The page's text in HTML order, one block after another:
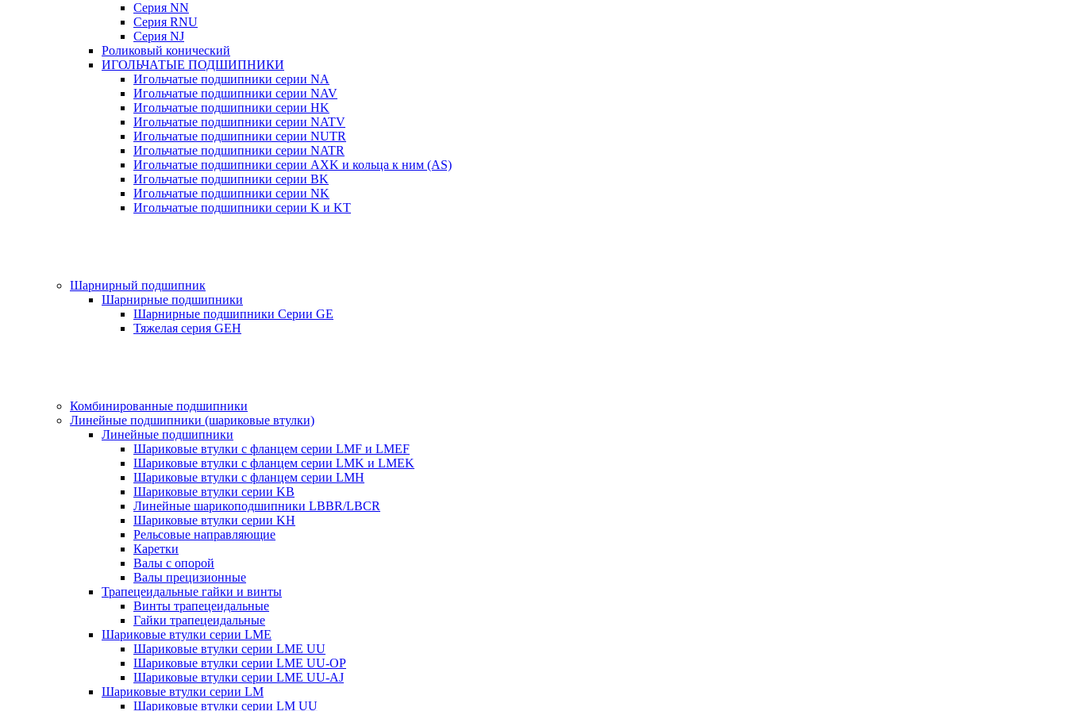
Серия NN
Серия RNU
Серия NJ
Роликовый конический
ИГОЛЬЧАТЫЕ ПОДШИПНИКИ
Игольчатые подшипники серии NA
Игольчатые подшипники серии NAV
Игольчатые подшипники серии HK
Игольчатые подшипники серии NATV
Игольчатые подшипники серии NUTR
Игольчатые подшипники серии NATR
Игольчатые подшипники серии AXK и кольца к ним (AS)
Игольчатые подшипники серии BK
Игольчатые подшипники серии NK
Игольчатые подшипники серии K и KT
Шарнирный подшипник
Шарнирные подшипники
Шарнирные подшипники Серии GE
Тяжелая серия GEH
Комбинированные подшипники
Линейные подшипники (шариковые втулки)
Линейные подшипники
Шариковые втулки с фланцем серии LMF и LMEF
Шариковые втулки с фланцем серии LMK и LMEK
Шариковые втулки с фланцем серии LMH
Шариковые втулки серии KB
Линейные шарикоподшипники LBBR/LBCR
Шариковые втулки серии KH
Рельсовые направляющие
Каретки
Валы с опорой
Валы прецизионные
Трапецеидальные гайки и винты
Винты трапецеидальные
Гайки трапецеидальные
Шариковые втулки серии LME
Шариковые втулки серии LME UU
Шариковые втулки серии LME UU-OP
Шариковые втулки серии LME UU-AJ
Шариковые втулки серии LM
Шариковые втулки серии LM UU